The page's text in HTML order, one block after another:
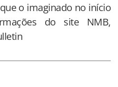
o imaginado no início
do site NMB,